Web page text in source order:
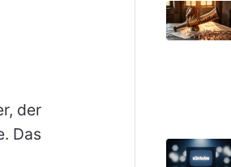
der
Das